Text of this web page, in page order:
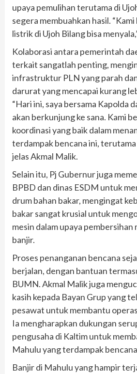
upaya pemulihan terutama di
segera membuahkan hasil.
listrik di Ujoh Bilang bisa
Kolaborasi antara pemerintah
terkait sangatlah penting,
infrastruktur PLN yang parah
darurat yang mencapai kurang
“Hari ini, saya bersama Kapolda
akan berkunjung ke sana. Kami
koordinasi yang baik dalam
terdampak bencana ini,
jelas Akmal Malik.
Selain itu, Pj Gubernur juga
BPBD dan dinas ESDM untuk
drum bahan bakar, mengingat
bakar sangat krusial untuk
mesin dalam upaya pembersihan
banjir.
Proses penanganan bencana
berjalan, dengan bantuan
BUMN. Akmal Malik juga
kasih kepada Bayan Grup yang
pesawat untuk membantu
Ia mengharapkan dukungan
pengusaha di Kaltim untuk
Mahulu yang terdampak
Banjir di Mahulu yang hampir